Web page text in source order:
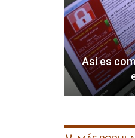
Así es